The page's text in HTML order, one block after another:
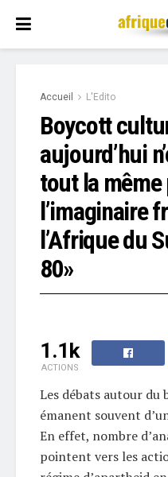
Accueil L'Edito
Boycott
aujourd’hui
tout la même
l’imaginaire
l’Afrique du
80»
1.1k
ACTIONS
Les débats autour
émanent souvent
En effet, nombre
pointent vers les